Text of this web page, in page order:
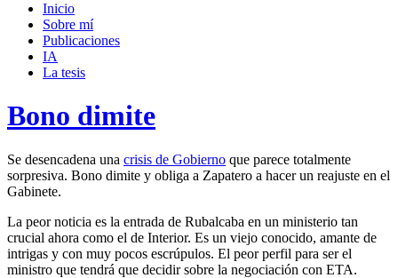
campo
búsqueda
Inicio
Sobre mí­
Publicaciones
IA
La tesis
Bono dimite
Se desencadena una crisis de Gobierno que parece totalmente
sorpresiva. Bono dimite y obliga a Zapatero a hacer un reajuste en el
Gabinete.
La peor noticia es la entrada de Rubalcaba en un ministerio tan
crucial ahora como el de Interior. Es un viejo conocido, amante de
intrigas y con muy pocos escrúpulos. El peor perfil para ser el
ministro que tendrá que decidir sobre la negociación con ETA.